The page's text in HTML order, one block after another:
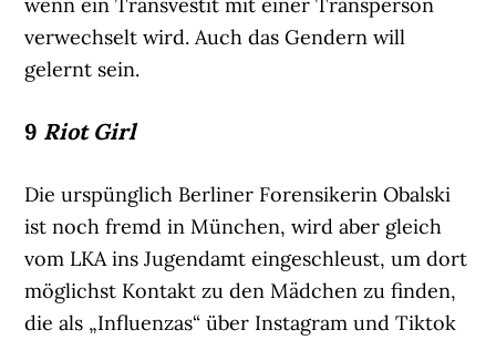
wenn ein Transvestit mit einer Transperson
verwechselt wird. Auch das Gendern will
gelernt sein.
9 Riot Girl
Die urspünglich Berliner Forensikerin Obalski
ist noch fremd in München, wird aber gleich
vom LKA ins Jugendamt eingeschleust, um dort
möglichst Kontakt zu den Mädchen zu finden,
die als „Influenzas“ über Instagram und Tiktok